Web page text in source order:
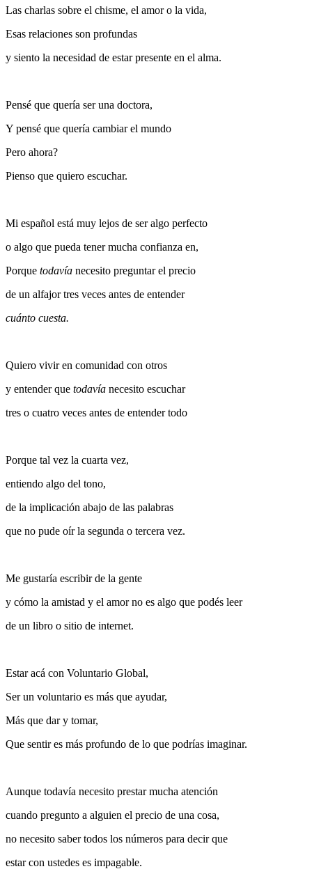
Las charlas sobre el chisme, el amor o la vida,
Esas relaciones son profundas
y siento la necesidad de estar presente en el alma.
Pensé que quería ser una doctora,
Y pensé que quería cambiar el mundo
Pero ahora?
Pienso que quiero escuchar.
Mi español está muy lejos de ser algo perfecto
o algo que pueda tener mucha confianza en,
Porque todavía necesito preguntar el precio
de un alfajor tres veces antes de entender
cuánto cuesta.
Quiero vivir en comunidad con otros
y entender que todavía necesito escuchar
tres o cuatro veces antes de entender todo
Porque tal vez la cuarta vez,
entiendo algo del tono,
de la implicación abajo de las palabras
que no pude oír la segunda o tercera vez.
Me gustaría escribir de la gente
y cómo la amistad y el amor no es algo que podés leer
de un libro o sitio de internet.
Estar acá con Voluntario Global,
Ser un voluntario es más que ayudar,
Más que dar y tomar,
Que sentir es más profundo de lo que podrías imaginar.
Aunque todavía necesito prestar mucha atención
cuando pregunto a alguien el precio de una cosa,
no necesito saber todos los números para decir que
estar con ustedes es impagable.